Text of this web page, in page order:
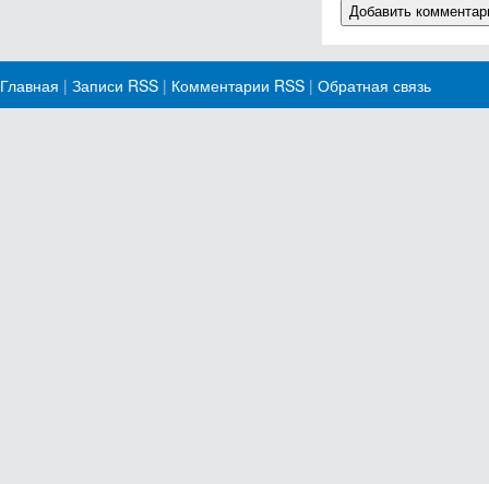
Главная | Записи RSS | Комментарии RSS | Обратная связь